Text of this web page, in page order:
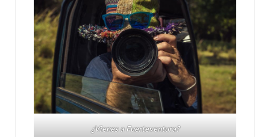
¿Vienes a Fuerteventura?